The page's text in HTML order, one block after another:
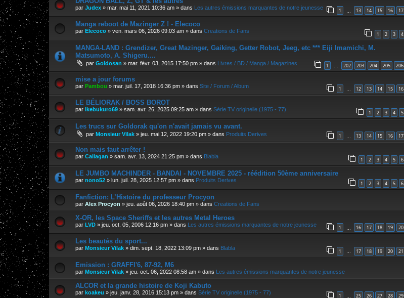
par Judex » mar. mai 11, 2021 10:36 am » dans Les autres émissions marquantes de notre jeunesse 1 13 14 15 16 17
Manga reboot de Mazinger Z ! - Elecoco
par Elecoco » ven. mars 06, 2026 09:03 am » dans Creations de Fans 1 2 3 4
MANGA-LAND : Grendizer, Great Mazinger, Gaiking, Getter Robot, Jeeg, etc *** Eiji Imamichi, M.
Matsumoto, A. Shigeru....
par Goldosan » mar. févr. 03, 2015 17:50 pm » dans Livres / BD / Manga / Magazines 1 202 203 204 205 206
mise a jour forums
par Pambou » mar. juil. 17, 2018 16:36 pm » dans Site / Forum / Album 1 12 13 14 15 16
LE BÉLIORAK / BOSS BOROT
par Ikebukuro69 » sam. avr. 26, 2025 09:25 am » dans Série TV originelle (1975 - 77) 1 2 3 4 5
Les trucs sur Goldorak qu'on n'avait jamais vu avant.
par Monsieur Vilak » jeu. mai 12, 2022 19:20 pm » dans Produits Derives 1 13 14 15 16 17
Non mais faut arrêter !
par Callagan » sam. avr. 13, 2024 21:25 pm » dans Blabla 1 2 3 4 5 6
LE JUMBO MACHINDER - BANDAI - NOVEMBRE 2025 - réédition 50ème anniversaire
par nono52 » lun. juil. 28, 2025 12:57 pm » dans Produits Derives 1 2 3 4 5 6
Fanfiction: L’Histoire du professeur Procyon
par Alex Procyon » jeu. août 06, 2026 18:40 pm » dans Creations de Fans
X-OR, les Space Sheriffs et les autres Metal Heroes
par LVD » jeu. oct. 05, 2006 12:16 pm » dans Les autres émissions marquantes de notre jeunesse 1 16 17 18 19 20
Les beautés du sport...
par Monsieur Vilak » dim. sept. 18, 2022 13:09 pm » dans Blabla 1 … 17 18 19 20 21
Emission : GRAFFI'6, 87-92, M6
par Monsieur Vilak » jeu. oct. 06, 2022 08:58 am » dans Les autres émissions marquantes de notre jeunesse
ALCOR et la grande histoire de Koji Kabuto
par koakeu » jeu. janv. 28, 2016 15:13 pm » dans Série TV originelle (1975 - 77) 1 … 25 26 27 28 29